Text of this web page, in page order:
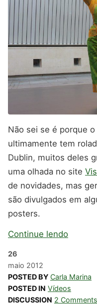
Não sei se é porque
ultimamente tem
Dublin, muitos deles
uma olhada no site
de novidades, mas
são divulgados em
posters.
Continue lendo
26
maio 2012
POSTED BY Carla Marina
POSTED IN Vídeos
DISCUSSION 2 Comments